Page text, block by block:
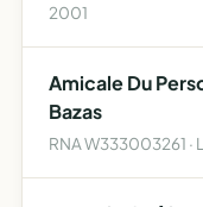
2001
Amicale Du
Bazas
RNA W333003261 ·